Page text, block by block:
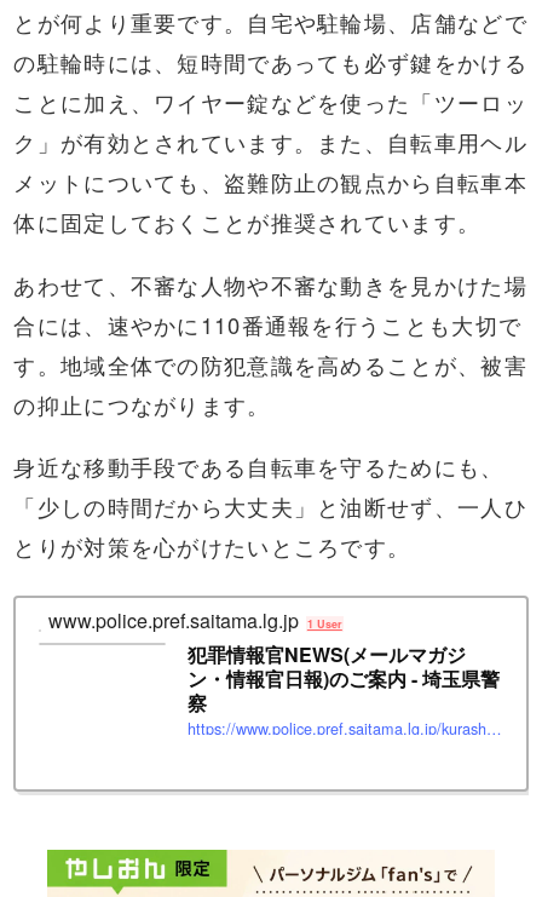
とが何より重要です。自宅や駐輪場、店舗などで
の駐輪時には、短時間であっても必ず鍵をかける
ことに加え、ワイヤー錠などを使った「ツーロッ
ク」が有効とされています。また、自転車用ヘル
メットについても、盗難防止の観点から自転車本
体に固定しておくことが推奨されています。
あわせて、不審な人物や不審な動きを見かけた場
合には、速やかに110番通報を行うことも大切で
す。地域全体での防犯意識を高めることが、被害
の抑止につながります。
身近な移動手段である自転車を守るためにも、
「少しの時間だから大丈夫」と油断せず、一人ひ
とりが対策を心がけたいところです。
www.police.pref.saitama.lg.jp 1 User
犯罪情報官NEWS(メールマガジ
ン・情報官日報)のご案内 - 埼玉県警
察
https://www.police.pref.saitama.lg.jp/kurashi/annai/index.html